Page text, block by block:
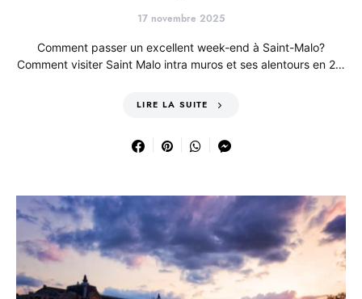
17 novembre 2025
Comment passer un excellent week-end à Saint-Malo?
Comment visiter Saint Malo intra muros et ses alentours en 2…
LIRE LA SUITE